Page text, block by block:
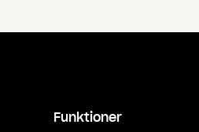
Funktioner